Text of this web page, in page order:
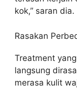
kok,” saran dia.
Rasakan
Treatment
langsung
merasa kulit